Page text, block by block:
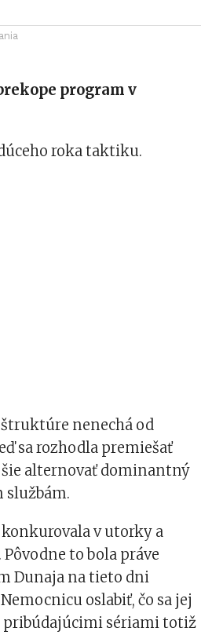
program v
roka taktiku.
nenechá od
sa rozhodla premiešať
alternovať dominantný
službám.
v utorky a
to bola práve
Dunaja na tieto dni
oslabiť, čo sa jej
pribúdajúcimi sériami totiž